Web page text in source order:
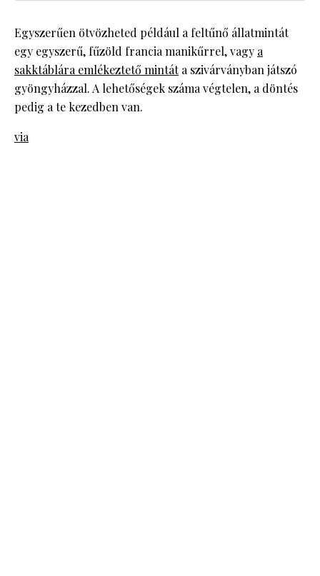
Egyszerűen ötvözheted például a feltűnő állatmintát
egy egyszerű, fűzöld francia manikűrrel, vagy a
sakktáblára emlékeztető mintáta szivárványban játszó
gyöngyházzal. A lehetőségek száma végtelen, a döntés
pedig a te kezedben van.
via